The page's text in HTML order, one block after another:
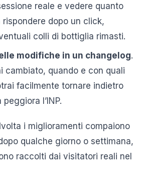
reale e vedere quanto
dopo un click,
colli di bottiglia rimasti.
modifiche in un changelog.
cambiato, quando e con quali
facilmente tornare indietro
l’INP.
i miglioramenti compaiono
qualche giorno o settimana,
raccolti dai visitatori reali nel